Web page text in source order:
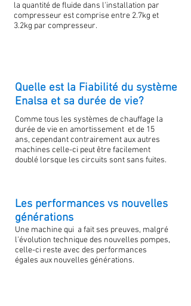
la quantité de fluide dans l'installation par
compresseur est comprise entre 2.7kg et
3.2kg par compresseur.
Quelle est la Fiabilité du système
Enalsa et sa durée de vie?
Comme tous les systèmes de chauffage la
durée de vie en amortissement et de 15
ans, cependant contrairement aux autres
machines celle-ci peut être facilement
doublé lorsque les circuits sont sans fuites.
Les performances vs nouvelles
générations
Une machine qui a fait ses preuves, malgré
l'évolution technique des nouvelles pompes,
celle-ci reste avec des performances
égales aux nouvelles générations.